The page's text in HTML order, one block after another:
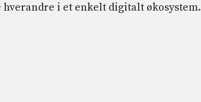
i et enkelt digitalt økosystem.